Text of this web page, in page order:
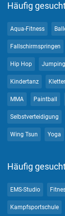
Häufig
Aqua-Fitness
Fallschirmspringen
Hip Hop
Kindertanz
MMA Paintball
Selbstverteidigung
Wing Tsun Yoga
Häufig
EMS-Studio
Kampfsportschule